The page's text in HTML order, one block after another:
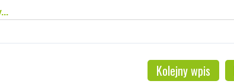
Kolejny wpis